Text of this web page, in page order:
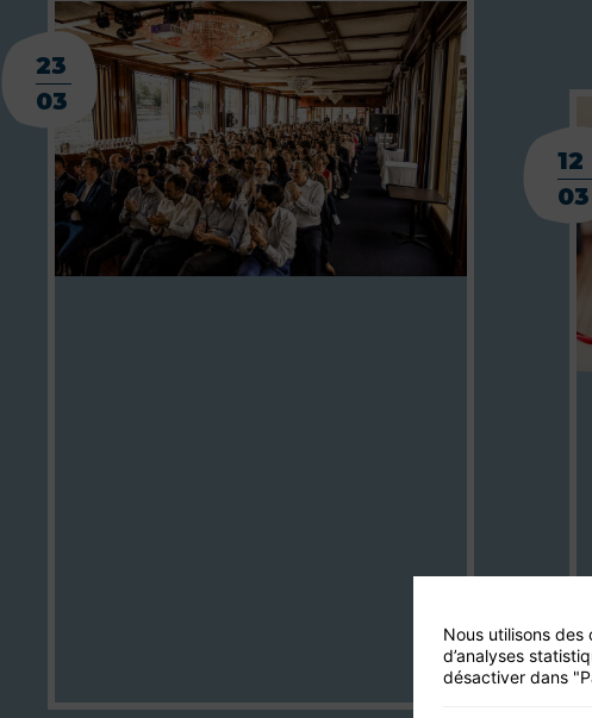
23
03
12
03
Nous utilisons
d’analyses
désactiver dans